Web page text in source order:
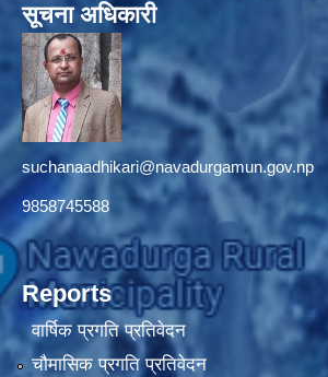
सूचना अधिकारी
suchanaadhikari@navadurgamun.gov.np
9858745588
Reports
वार्षिक प्रगति प्रतिवेदन
चौमासिक प्रगति प्रतिवेदन